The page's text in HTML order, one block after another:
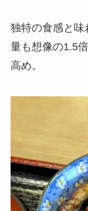
独特の食感と味
量も想像の1.5
高め。